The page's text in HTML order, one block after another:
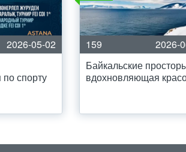
2026-05-02
спорту
159
2026-
Байкальские
вдохновляющая